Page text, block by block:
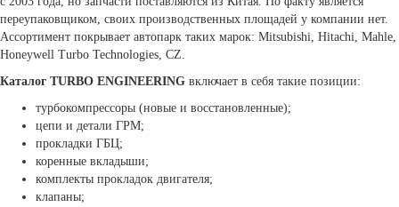
переупаковщиком, своих производственных площадей у компании нет.
Ассортимент покрывает автопарк таких марок: Mitsubishi, Hitachi, Mahle,
Honeywell Turbo Technologies, CZ.
Каталог TURBO ENGINEERING включает в себя такие позиции:
турбокомпрессоры (новые и восстановленные);
цепи и детали ГРМ;
прокладки ГБЦ;
коренные вкладыши;
комплекты прокладок двигателя;
клапаны;